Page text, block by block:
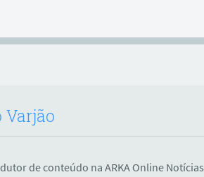
Varjão
de conteúdo na ARKA Online Notícias